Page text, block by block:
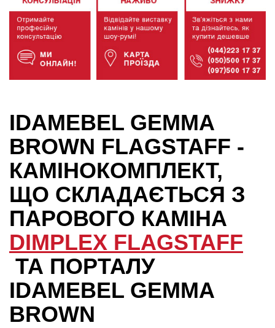
IDAMEBEL GEMMA
BROWN FLAGSTAFF -
КАМІНОКОМПЛЕКТ,
ЩО СКЛАДАЄТЬСЯ З
ПАРОВОГО КАМІНА
DIMPLEX FLAGSTAFF
ТА ПОРТАЛУ
IDAMEBEL GEMMA
BROWN